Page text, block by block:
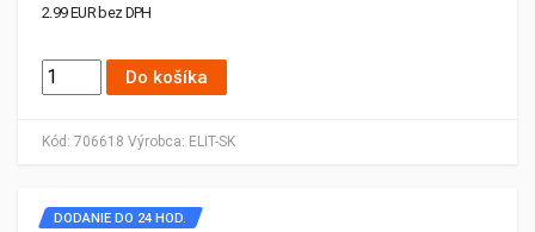
Kód: 706618 Výrobca: ELIT-SK
2.99 EUR bez DPH
Do košíka
DODANIE DO 24 HOD.